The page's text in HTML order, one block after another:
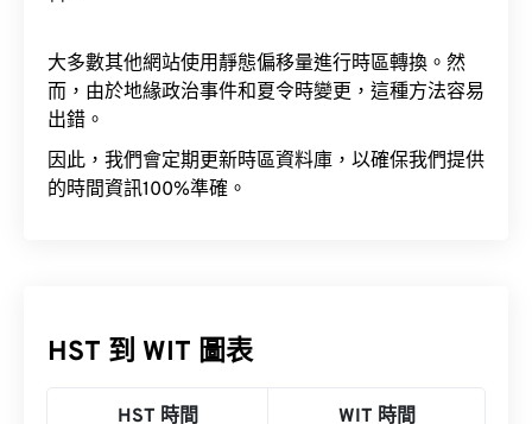
大多數其他網站使用靜態偏移量進行時區轉換。然
而，由於地緣政治事件和夏令時變更，這種方法容易
出錯。
因此，我們會定期更新時區資料庫，以確保我們提供
的時間資訊100%準確。
HST 到 WIT 圖表
HST 時間 WIT 時間